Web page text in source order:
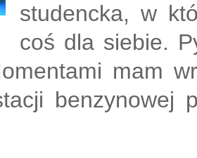
studencka, w
coś dla siebie.
mam
benzynowej